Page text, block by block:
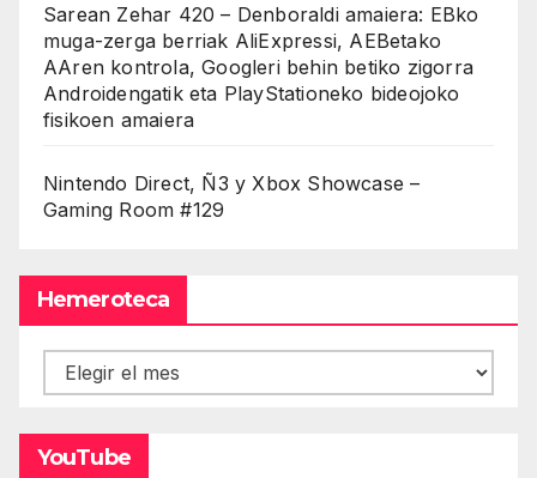
Sarean Zehar 420 – Denboraldi amaiera: EBko
muga-zerga berriak AliExpressi, AEBetako
AAren kontrola, Googleri behin betiko zigorra
Androidengatik eta PlayStationeko bideojoko
fisikoen amaiera
Nintendo Direct, Ñ3 y Xbox Showcase –
Gaming Room #129
Hemeroteca
Hemeroteca
YouTube